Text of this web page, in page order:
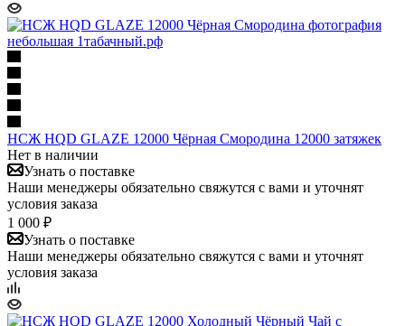
НСЖ HQD GLAZE 12000 Чёрная Смородина 12000 затяжек
Нет в наличии
Узнать о поставке
Наши менеджеры обязательно свяжутся с вами и уточнят
условия заказа
1 000 ₽
Узнать о поставке
Наши менеджеры обязательно свяжутся с вами и уточнят
условия заказа